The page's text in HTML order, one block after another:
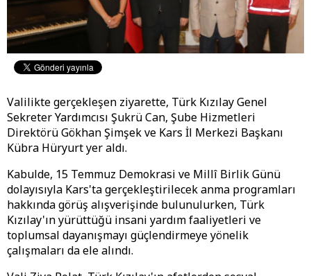
Valilikte gerçekleşen ziyarette, Türk Kızılay Genel
Sekreter Yardımcısı Şukrü Can, Şube Hizmetleri
Direktörü Gökhan Şimşek ve Kars İl Merkezi Başkanı
Kübra Hüryurt yer aldı.
Kabulde, 15 Temmuz Demokrasi ve Millî Birlik Günü
dolayısıyla Kars'ta gerçekleştirilecek anma programları
hakkında görüş alışverişinde bulunulurken, Türk
Kızılay'ın yürüttüğü insani yardım faaliyetleri ve
toplumsal dayanışmayı güçlendirmeye yönelik
çalışmaları da ele alındı.